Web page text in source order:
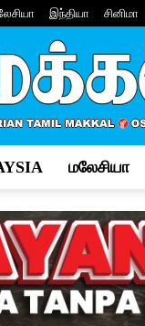
இந்தியா சினிமா
மலேசியா